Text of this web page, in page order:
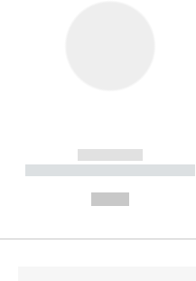
------------
----------- ----------- --------